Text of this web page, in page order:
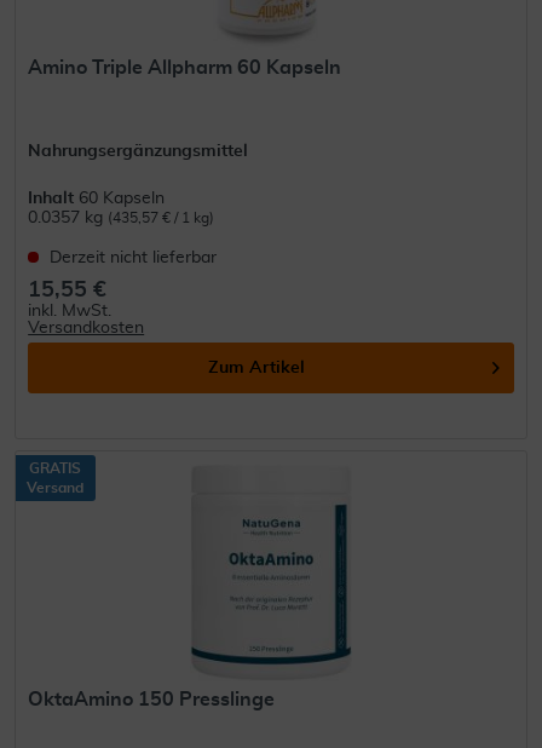
Amino Triple Allpharm 60 Kapseln
Nahrungsergänzungsmittel
Inhalt 60 Kapseln
0.0357 kg (435,57 € / 1 kg)
Derzeit nicht lieferbar
15,55 €
inkl. MwSt.
Versandkosten
Zum Artikel
GRATIS
Versand
OktaAmino 150 Presslinge